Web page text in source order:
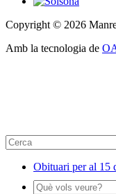
Copyright © 2026
Amb la tecnologia de
Obituari per al 15